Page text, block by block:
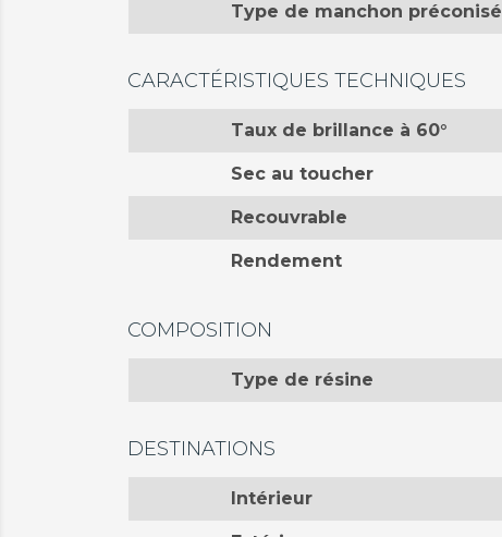
Type de manchon préconisé
CARACTÉRISTIQUES TECHNIQUES
Taux de brillance à 60°
Sec au toucher
Recouvrable
Rendement
COMPOSITION
Type de résine
DESTINATIONS
Intérieur